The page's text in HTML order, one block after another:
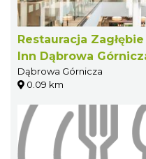
Restauracja
Inn Dąbrowa
Dąbrowa Górnicza
0.09 km